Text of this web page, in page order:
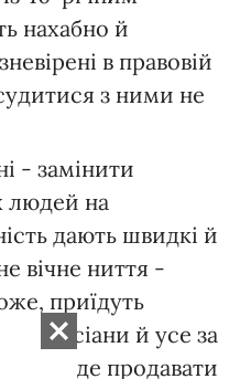
нахабно й
в правовій
з ними не
- замінити
людей на
дають швидкі й
вічне ниття -
приїдуть
марсіани й усе за
буде продавати